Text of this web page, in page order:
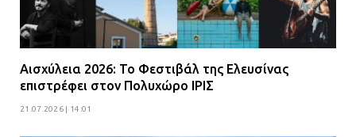
Αισχύλεια 2026: Το Φεστιβάλ της Ελευσίνας
επιστρέφει στον Πολυχώρο ΙΡΙΣ
21.07.2026 | 14:01